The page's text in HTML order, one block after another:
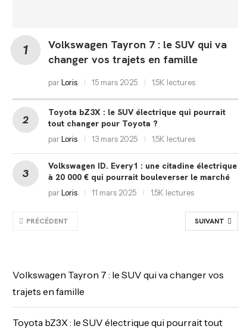
Volkswagen Tayron 7 : le SUV qui va
changer vos trajets en famille
parLoris 15 mars 2025 1,5K lectures
Toyota bZ3X : le SUV électrique qui pourrait
tout changer pour Toyota ?
parLoris 13 mars 2025 1,5K lectures
Volkswagen ID. Every1 : une citadine électrique
à 20 000 € qui pourrait bouleverser le marché
parLoris 11 mars 2025 1,5K lectures
PRÉCÉDENT SUIVANT
Volkswagen Tayron 7 : le SUV qui va changer vos
trajets en famille
Toyota bZ3X : le SUV électrique qui pourrait tout